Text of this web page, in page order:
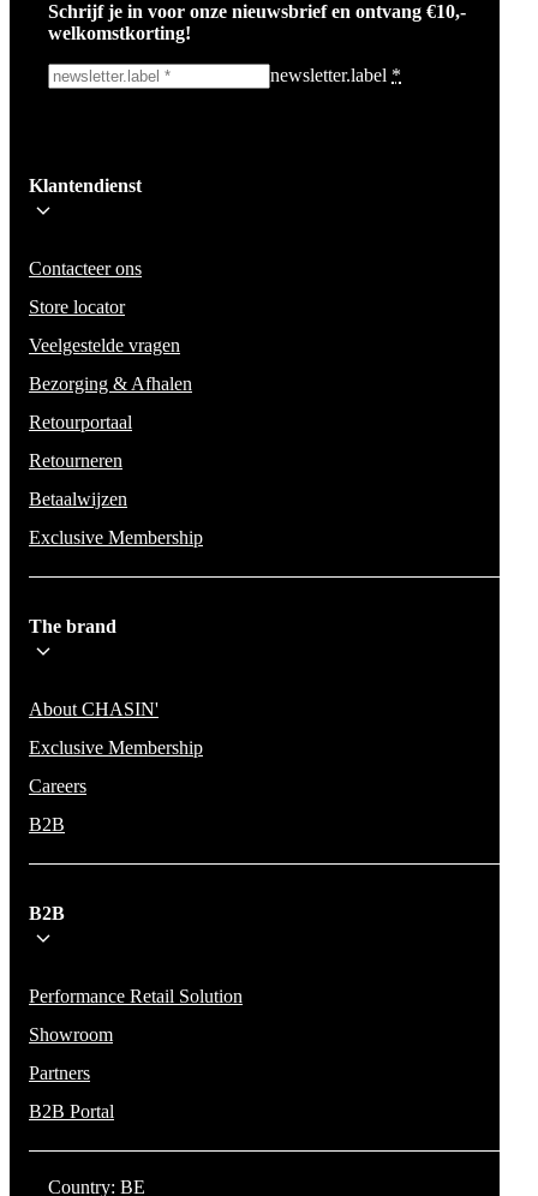
Schrijf je in voor onze nieuwsbrief en ontvang €10,-
welkomstkorting!
newsletter.label *
Wees op de hoogte voor het laatste nieuws, campagnes en acties. We
mail niet delen en geen spam verzenden.
Klantendienst
Contacteer ons
Store locator
Veelgestelde vragen
Bezorging & Afhalen
Retourportaal
Retourneren
Betaalwijzen
Exclusive Membership
The brand
About CHASIN'
Exclusive Membership
Careers
B2B
B2B
Performance Retail Solution
Showroom
Partners
B2B Portal
Country: BE